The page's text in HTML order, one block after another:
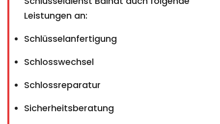
Leistungen an:
Schlüsselanfertigung
Schlosswechsel
Schlossreparatur
Sicherheitsberatung